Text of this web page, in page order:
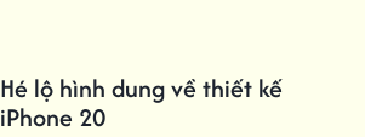
Hé lộ hình dung về thiết kế
iPhone 20